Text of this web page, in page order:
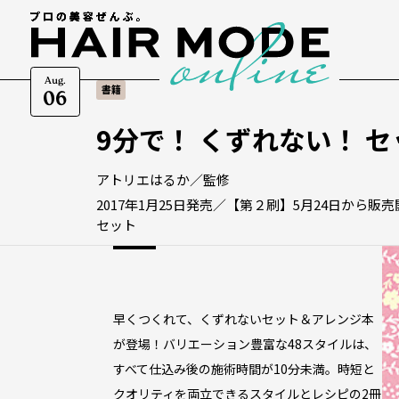
Aug.
06 書籍
9分で！ くずれない！
アトリエはるか／監修
2017年1月25日発売／【第２刷】5月24日から販
セット
早くつくれて、くずれないセット＆アレンジ本
が登場！バリエーション豊富な48スタイルは、
すべて仕込み後の施術時間が10分未満。時短と
クオリティを両立できるスタイルとレシピの2冊